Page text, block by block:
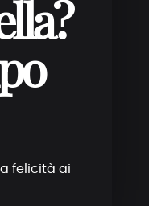
felicità ai